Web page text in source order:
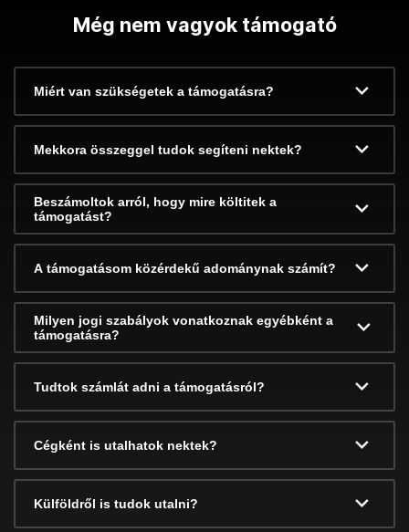
Még nem vagyok támogató
Miért van szükségetek a támogatásra?
Mekkora összeggel tudok segíteni nektek?
Beszámoltok arról, hogy mire költitek a
támogatást?
A támogatásom közérdekű adománynak számít?
Milyen jogi szabályok vonatkoznak egyébként a
támogatásra?
Tudtok számlát adni a támogatásról?
Cégként is utalhatok nektek?
Külföldről is tudok utalni?